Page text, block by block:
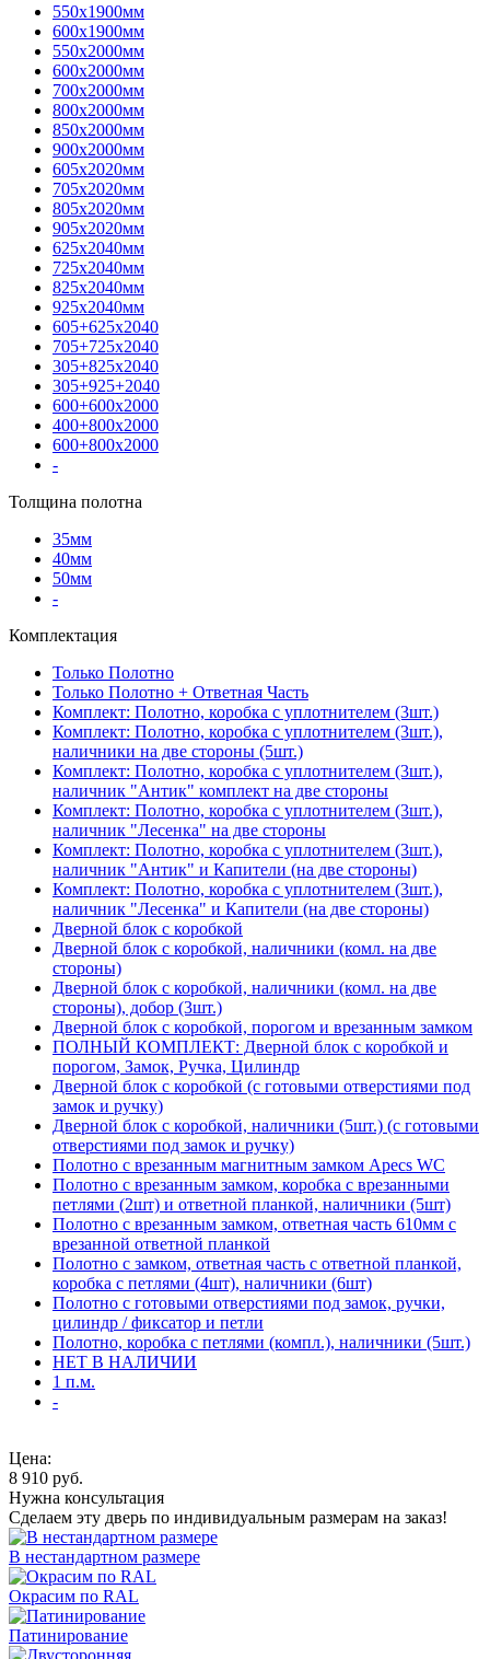
550х1900мм
600х1900мм
550х2000мм
600х2000мм
700х2000мм
800х2000мм
850х2000мм
900х2000мм
605х2020мм
705х2020мм
805х2020мм
905х2020мм
625х2040мм
725х2040мм
825х2040мм
925х2040мм
605+625х2040
705+725х2040
305+825х2040
305+925+2040
600+600х2000
400+800х2000
600+800х2000
-
Толщина полотна
35мм
40мм
50мм
-
Комплектация
Только Полотно
Только Полотно + Ответная Часть
Комплект: Полотно, коробка с уплотнителем (3шт.)
Комплект: Полотно, коробка с уплотнителем (3шт.),
наличники на две стороны (5шт.)
Комплект: Полотно, коробка с уплотнителем (3шт.),
наличник "Антик" комплект на две стороны
Комплект: Полотно, коробка с уплотнителем (3шт.),
наличник "Лесенка" на две стороны
Комплект: Полотно, коробка с уплотнителем (3шт.),
наличник "Антик" и Капители (на две стороны)
Комплект: Полотно, коробка с уплотнителем (3шт.),
наличник "Лесенка" и Капители (на две стороны)
Дверной блок с коробкой
Дверной блок с коробкой, наличники (комл. на две
стороны)
Дверной блок с коробкой, наличники (комл. на две
стороны), добор (3шт.)
Дверной блок с коробкой, порогом и врезанным замком
ПОЛНЫЙ КОМПЛЕКТ: Дверной блок с коробкой и
порогом, Замок, Ручка, Цилиндр
Дверной блок с коробкой (с готовыми отверстиями под
замок и ручку)
Дверной блок с коробкой, наличники (5шт.) (с готовыми
отверстиями под замок и ручку)
Полотно с врезанным магнитным замком Apecs WC
Полотно с врезанным замком, коробка с врезанными
петлями (2шт) и ответной планкой, наличники (5шт)
Полотно с врезанным замком, ответная часть 610мм с
врезанной ответной планкой
Полотно с замком, ответная часть с ответной планкой,
коробка с петлями (4шт), наличники (6шт)
Полотно с готовыми отверстиями под замок, ручки,
цилиндр / фиксатор и петли
Полотно, коробка с петлями (компл.), наличники (5шт.)
НЕТ В НАЛИЧИИ
1 п.м.
-
Цена:
8 910 руб.
Нужна консультация
Сделаем эту дверь по индивидуальным размерам на заказ!
В нестандартном размере
Окрасим по RAL
Патинирование